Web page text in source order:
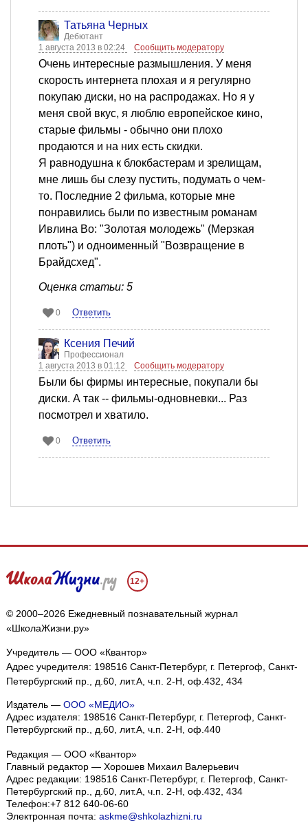
Татьяна Черных
Дебютант
1 августа 2013 в 02:24
Сообщить модератору
Очень интересные размышления. У меня
скорость интернета плохая и я регулярно
покупаю диски, но на распродажах. Но я у
меня свой вкус, я люблю европейское кино,
старые фильмы - обычно они плохо
продаются и на них есть скидки.
Я равнодушна к блокбастерам и зрелищам,
мне лишь бы слезу пустить, подумать о чем-
то. Последние 2 фильма, которые мне
понравились были по известным романам
Ивлина Во: "Золотая молодежь" (Мерзкая
плоть") и одноименный "Возвращение в
Брайдсхед".
Оценка статьи: 5
0 Ответить
Ксения Печий
Профессионал
1 августа 2013 в 01:12
Сообщить модератору
Были бы фирмы интересные, покупали бы
диски. А так -- фильмы-одновневки... Раз
посмотрел и хватило.
0 Ответить
12+
© 2000–2026 Ежедневный познавательный журнал
«ШколаЖизни.ру»
Учредитель — ООО «Квантор»
Адрес учредителя: 198516 Санкт-Петербург, г. Петергоф, Санкт-
Петербургский пр., д.60, лит.А, ч.п. 2-Н, оф.432, 434
Издатель — ООО «МЕДИО»
Адрес издателя: 198516 Санкт-Петербург, г. Петергоф, Санкт-
Петербургский пр., д.60, лит.А, ч.п. 2-Н, оф.440
Редакция — ООО «Квантор»
Главный редактор — Хорошев Михаил Валерьевич
Адрес редакции: 198516 Санкт-Петербург, г. Петергоф Санкт-
Петербургский пр., д.60, лит.А, ч.п. 2-Н, оф.432, 434
Телефон:+7 812 640-06-60
Электронная почта: askme@shkolazhizni.ru